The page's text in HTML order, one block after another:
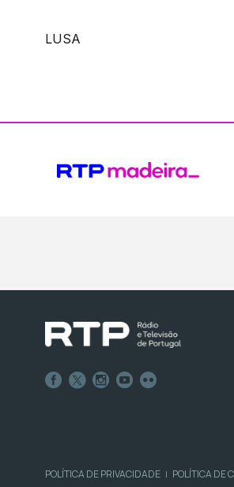
LUSA
POLÍTICA DE PRIVACIDADE | POLÍTICA DE